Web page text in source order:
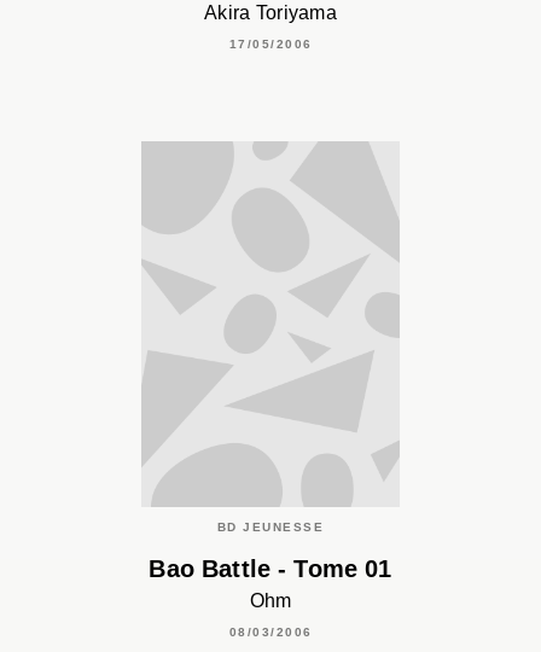
Akira Toriyama
17/05/2006
BD JEUNESSE
Bao Battle - Tome 01
Ohm
08/03/2006